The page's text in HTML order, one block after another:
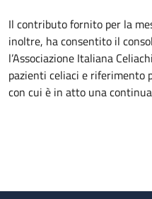
Il contributo fornito per la
inoltre, ha consentito il
l’Associazione Italiana
pazienti celiaci e riferimento
con cui è in atto una